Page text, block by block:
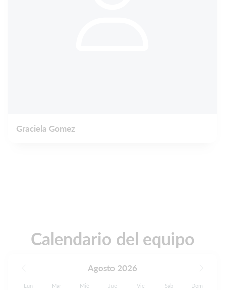
Graciela Gomez
Calendario del equipo
Agosto 2026
Lun Mar Mié Jue Vie Sáb Dom